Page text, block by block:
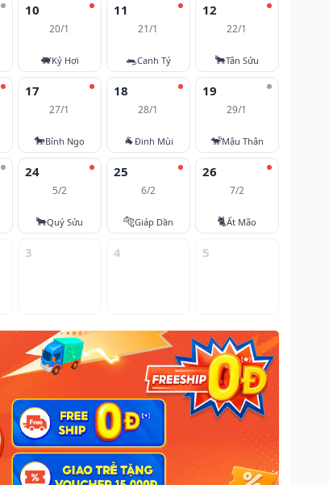
10
20/1
🐖Kỷ Hợi
11
21/1
🐀Canh Tý
12
22/1
🐂Tân Sửu
17
27/1
🐎Bính Ngọ
18
28/1
🐐Đinh Mùi
19
29/1
🐒Mậu Thân
24
5/2
🐂Quý Sửu
25
6/2
🐅Giáp Dần
26
7/2
🐈Ất Mão
3 4 5